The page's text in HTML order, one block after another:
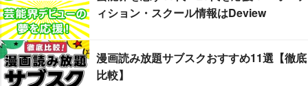
ィション・スクール情報はDeview
漫画読み放題サブスクおすすめ11選【徹底
比較】